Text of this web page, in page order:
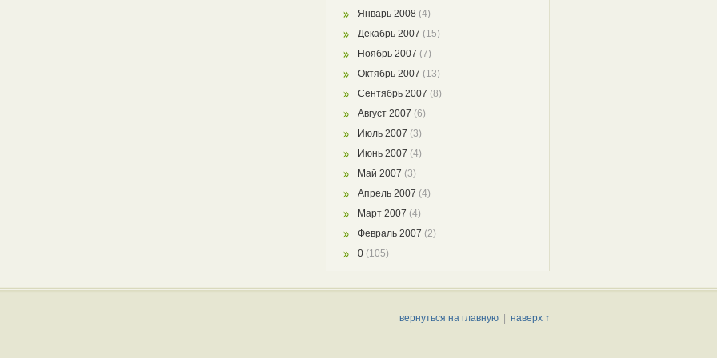
Январь 2008 (4)
Декабрь 2007 (15)
Ноябрь 2007 (7)
Октябрь 2007 (13)
Сентябрь 2007 (8)
Август 2007 (6)
Июль 2007 (3)
Июнь 2007 (4)
Май 2007 (3)
Апрель 2007 (4)
Март 2007 (4)
Февраль 2007 (2)
0 (105)
вернуться на главную| наверх ↑